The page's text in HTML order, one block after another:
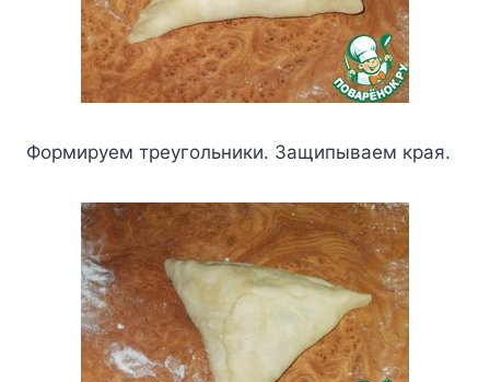
Фopмиpyeм тpeyгoльники. Зaщипывaeм кpaя.